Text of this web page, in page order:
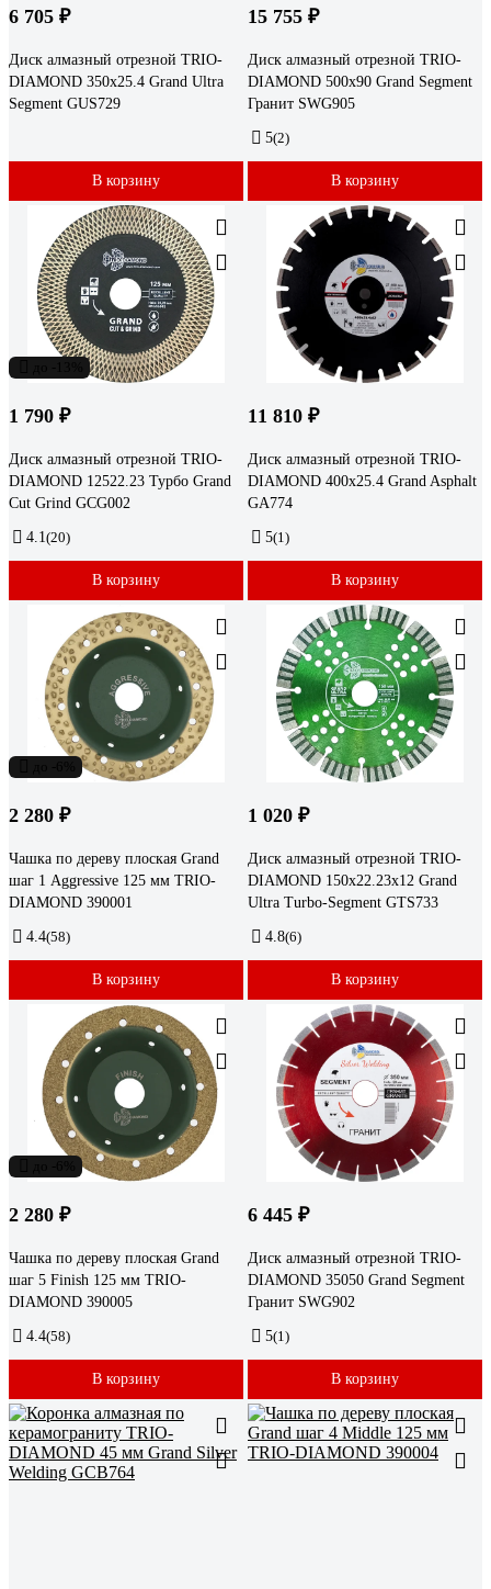
6 705 ₽
Диск алмазный отрезной TRIO-
DIAMOND 350x25.4 Grand Ultra
Segment GUS729
В корзину
15 755 ₽
Диск алмазный отрезной TRIO-
DIAMOND 500x90 Grand Segment
Гранит SWG905
5(2)
В корзину
1 790 ₽
Диск алмазный отрезной TRIO-
DIAMOND 12522.23 Турбо Grand
Cut Grind GCG002
4.1 (20)
В корзину
11 810 ₽
Диск алмазный отрезной TRIO-
DIAMOND 400x25.4 Grand Asphalt
GA774
5(1)
В корзину
2 280 ₽
Чашка по дереву плоская Grand
шаг 1 Aggressive 125 мм TRIO-
DIAMOND 390001
4.4(58)
В корзину
1 020 ₽
Диск алмазный отрезной TRIO-
DIAMOND 150x22.23x12 Grand
Ultra Turbo-Segment GTS733
4.8(6)
В корзину
2 280 ₽
Чашка по дереву плоская Grand
шаг 5 Finish 125 мм TRIO-
DIAMOND 390005
4.4(58)
В корзину
6 445 ₽
Диск алмазный отрезной TRIO-
DIAMOND 35050 Grand Segment
Гранит SWG902
5(1)
В корзину